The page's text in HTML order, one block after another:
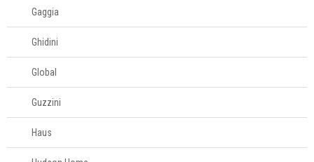
Gaggia
Ghidini
Global
Guzzini
Haus